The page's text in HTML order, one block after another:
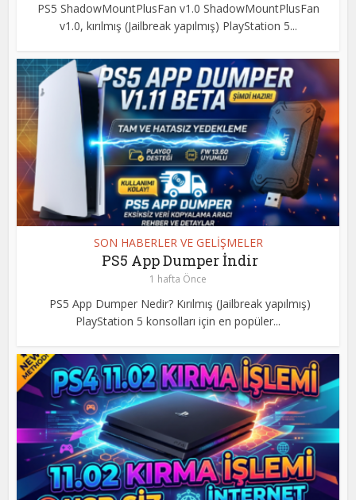
PS5 ShadowMountPlusFan v1.0 ShadowMountPlusFan
v1.0, kırılmış (Jailbreak yapılmış) PlayStation 5...
SON HABERLER VE GELİŞMELER
PS5 App Dumper İndir
1 hafta Önce
PS5 App Dumper Nedir? Kırılmış (Jailbreak yapılmış)
PlayStation 5 konsolları için en popüler...